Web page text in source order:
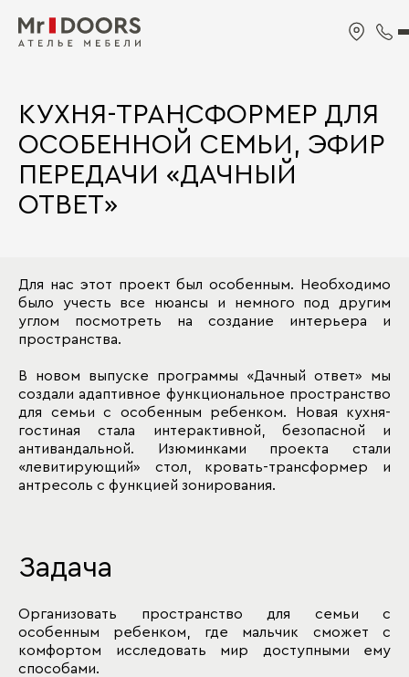
КУХНЯ-ТРАНСФОРМЕР ДЛЯ
ОСОБЕННОЙ СЕМЬИ, ЭФИР
ПЕРЕДАЧИ «ДАЧНЫЙ
ОТВЕТ»
Для нас этот проект был особенным. Необходимо
было учесть все нюансы и немного под другим
углом посмотреть на создание интерьера и
пространства.
В новом выпуске программы «Дачный ответ» мы
создали адаптивное функциональное пространство
для семьи с особенным ребенком. Новая кухня-
гостиная стала интерактивной, безопасной и
антивандальной. Изюминками проекта стали
«левитирующий» стол, кровать-трансформер и
антресоль с функцией зонирования.
Задача
Организовать пространство для семьи с
особенным ребенком, где мальчик сможет с
комфортом исследовать мир доступными ему
способами.